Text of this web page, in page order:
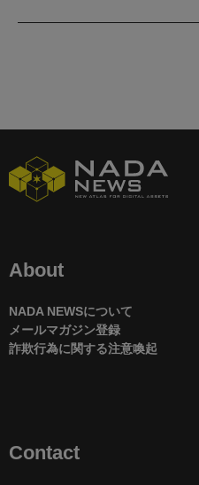
About
NADA NEWSについて
メールマガジン登録
詐欺行為に関する注意喚起
Contact